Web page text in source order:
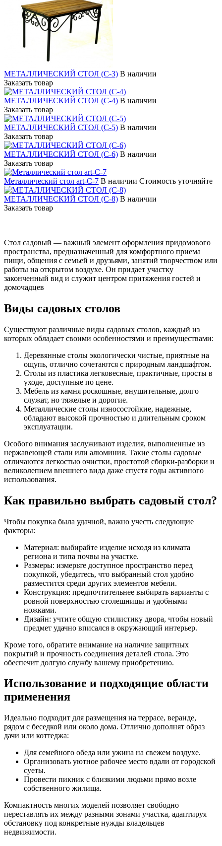
МЕТАЛЛИЧЕСКИЙ СТОЛ (С-3) В наличии
Заказать товар
МЕТАЛЛИЧЕСКИЙ СТОЛ (С-4) В наличии
Заказать товар
МЕТАЛЛИЧЕСКИЙ СТОЛ (С-5) В наличии
Заказать товар
МЕТАЛЛИЧЕСКИЙ СТОЛ (С-6) В наличии
Заказать товар
Металлический стол art-С-7 В наличии Стоимость уточняйте
МЕТАЛЛИЧЕСКИЙ СТОЛ (С-8) В наличии
Заказать товар
Стол садовый — важный элемент оформления придомового
пространства, предназначенный для комфортного приема
пищи, общения с семьей и друзьями, занятий творчеством или
работы на открытом воздухе. Он придает участку
законченный вид и служит центром притяжения гостей и
домочадцев
Виды садовых столов
Существуют различные виды садовых столов, каждый из
которых обладает своими особенностями и преимуществами:
Деревянные столы экологически чистые, приятные на
ощупь, отлично сочетаются с природным ландшафтом.
Столы из пластика легковесные, практичные, просты в
уходе, доступные по цене.
Мебель из камня роскошные, внушительные, долго
служат, но тяжелые и дорогие.
Металлические столы износостойкие, надежные,
обладают высокой прочностью и длительным сроком
эксплуатации.
Особого внимания заслуживают изделия, выполненные из
нержавеющей стали или алюминия. Такие столы садовые
отличаются легкостью очистки, простотой сборки-разборки и
великолепием внешнего вида даже спустя годы активного
использования.
Как правильно выбрать садовый стол?
Чтобы покупка была удачной, важно учесть следующие
факторы:
Материал: выбирайте изделие исходя из климата
региона и типа почвы на участке.
Размеры: измерьте доступное пространство перед
покупкой, убедитесь, что выбранный стол удобно
разместится среди других элементов мебели.
Конструкция: предпочтительнее выбирать варианты с
ровной поверхностью столешницы и удобными
ножками.
Дизайн: учтите общую стилистику двора, чтобы новый
предмет удачно вписался в окружающий интерьер.
Кроме того, обратите внимание на наличие защитных
покрытий и прочность соединения деталей стола. Это
обеспечит долгую службу вашему приобретению.
Использование и подходящие области
применения
Идеально подходит для размещения на террасе, веранде,
рядом с беседкой или около дома. Отлично дополнят образ
дачи или коттеджа:
Для семейного обеда или ужина на свежем воздухе.
Организовать уютное рабочее место вдали от городской
суеты.
Провести пикник с близкими людьми прямо возле
собственного жилища.
Компактность многих моделей позволяет свободно
переставлять их между разными зонами участка, адаптируя
обстановку под конкретные нужды владельцев
недвижимости.